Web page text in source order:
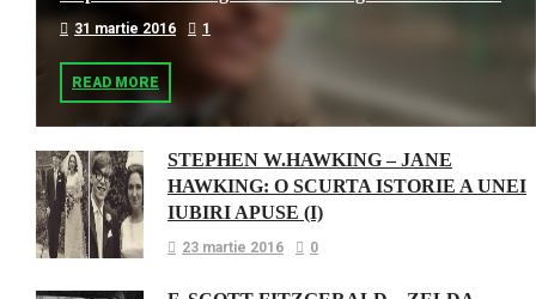
31 martie 2016 1
READ MORE
STEPHEN W.HAWKING – JANE
HAWKING: O SCURTA ISTORIE A UNEI
IUBIRI APUSE (I)
23 martie 2016 0